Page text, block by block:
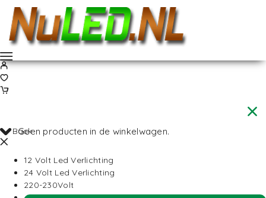
Geen producten in de winkelwagen.
Back
12 Volt Led Verlichting
24 Volt Led Verlichting
220-230Volt